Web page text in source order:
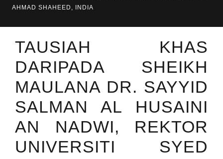
AHMAD SHAHEED, INDIA
TAUSIAH KHAS
DARIPADA SHEIKH
MAULANA DR. SAYYID
SALMAN AL HUSAINI
AN NADWI, REKTOR
UNIVERSITI SYED